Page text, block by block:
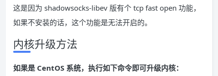
这是因为 shadowsocks-libev 版有个 tcp fast open 功能，
如果不安装的话，这个功能是无法开启的。
内核升级方法
如果是 CentOS 系统，执行如下命令即可升级内核：